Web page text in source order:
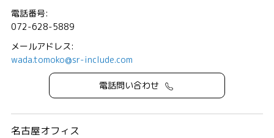
電話番号:
072-628-5889
メールアドレス:
wada.tomoko@sr-include.com
電話問い合わせ
名古屋オフィス